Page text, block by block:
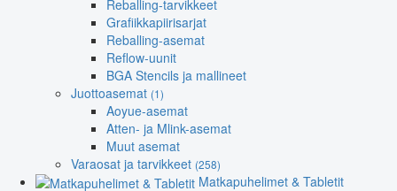
Reballing-tarvikkeet
Grafiikkapiirisarjat
Reballing-asemat
Reflow-uunit
BGA Stencils ja mallineet
Juottoasemat (1)
Aoyue-asemat
Atten- ja Mlink-asemat
Muut asemat
Varaosat ja tarvikkeet (258)
Matkapuhelimet & Tabletit